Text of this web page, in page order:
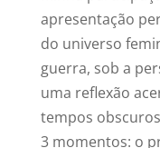
apresentação
do universo
guerra, sob a
uma reflexão
tempos
3 momentos: o